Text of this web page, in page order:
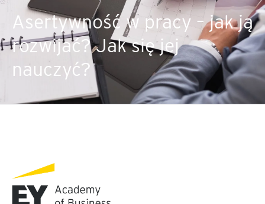
Asertywność w pracy – jak ją
rozwijać? Jak się jej
nauczyć?